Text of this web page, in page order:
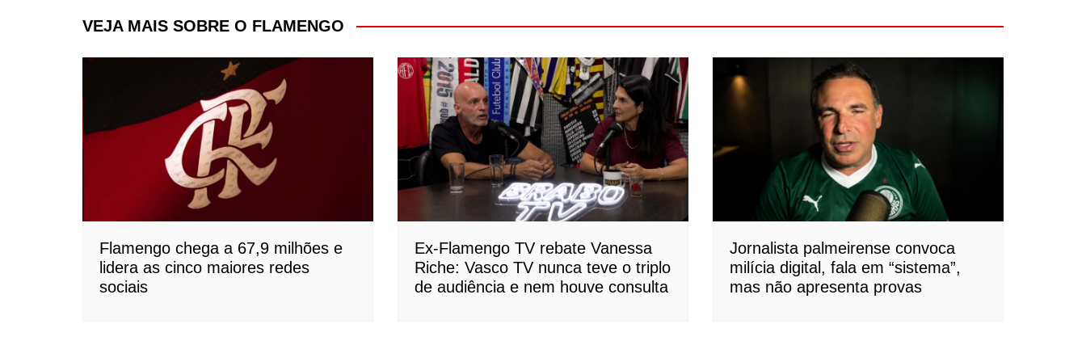
Post
VEJA MAIS SOBRE O FLAMENGO
Flamengo chega a 67,9 milhões e
lidera as cinco maiores redes
sociais
Ex-Flamengo TV rebate Vanessa
Riche: Vasco TV nunca teve o triplo
de audiência e nem houve consulta
Jornalista palmeirense convoca
milícia digital, fala em “sistema”,
mas não apresenta provas